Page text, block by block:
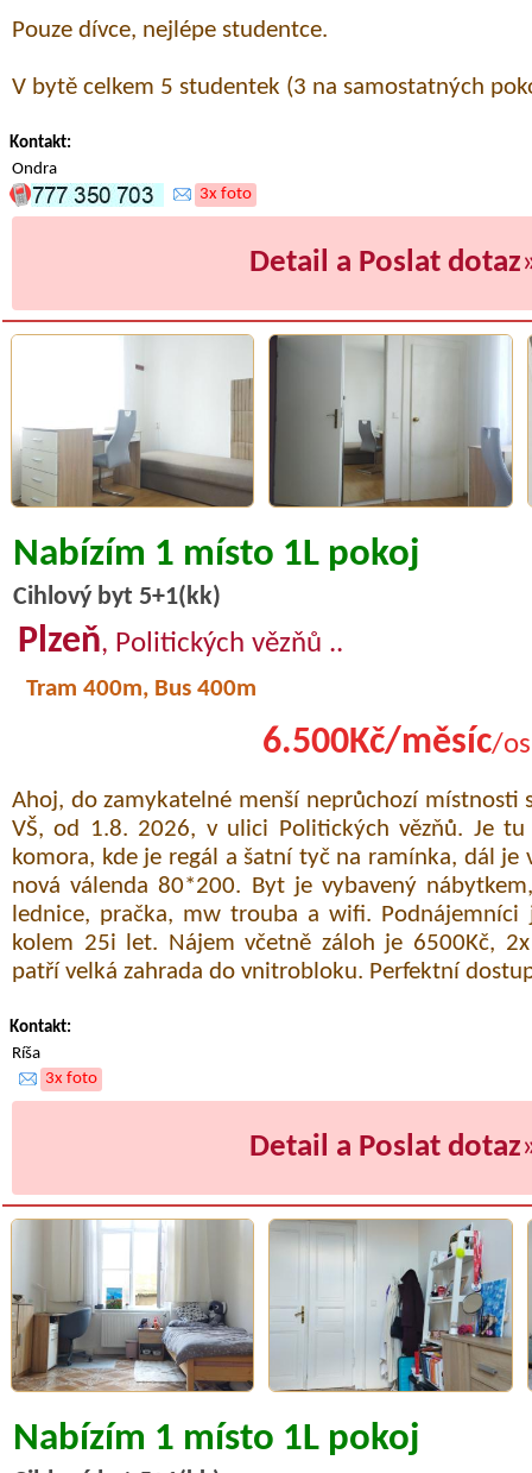
Pouze dívce, nejlépe studentce.
V bytě celkem 5 studentek (3 na samostatných
Kontakt:
Ondra
3x foto
Detail a Poslat dotaz
Nabízím 1 místo 1L pokoj
Cihlový byt 5+1(kk)
Plzeň, Politických vězňů ..
Tram 400m, Bus 400m
6.500Kč/měsíc/
Ahoj, do zamykatelné menší neprůchozí místnosti
VŠ, od 1.8. 2026, v ulici Politických vězňů. Je tu
komora, kde je regál a šatní tyč na ramínka, dál je
nová válenda 80*200. Byt je vybavený
lednice, pračka, mw trouba a wifi.
kolem 25i let. Nájem včetně záloh je 6500Kč,
patří velká zahrada do vnitrobloku. Perfektní
Kontakt:
Ríša
3x foto
Detail a Poslat dotaz
Nabízím 1 místo 1L pokoj